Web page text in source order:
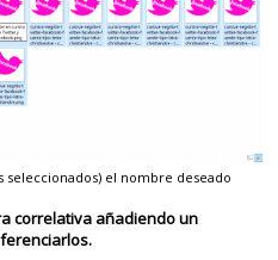
el nombre deseado
correlativa añadiendo un